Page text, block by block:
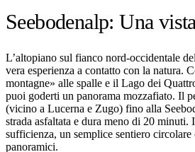
Seebodenalp: Una
L’altopiano sul fianco nord-occidentale
vera esperienza a contatto con la natura.
montagne» alle spalle e il Lago dei
puoi goderti un panorama mozzafiato. Il
(vicino a Lucerna e Zugo) fino alla
strada asfaltata e dura meno di 20 minuti.
sufficienza, un semplice sentiero
panoramici.